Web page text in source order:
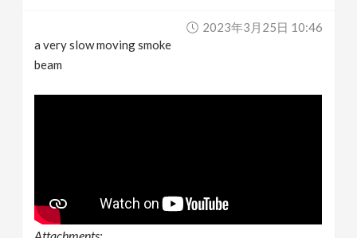
2023年3月25日 10:46
a very slow moving smoke
beam